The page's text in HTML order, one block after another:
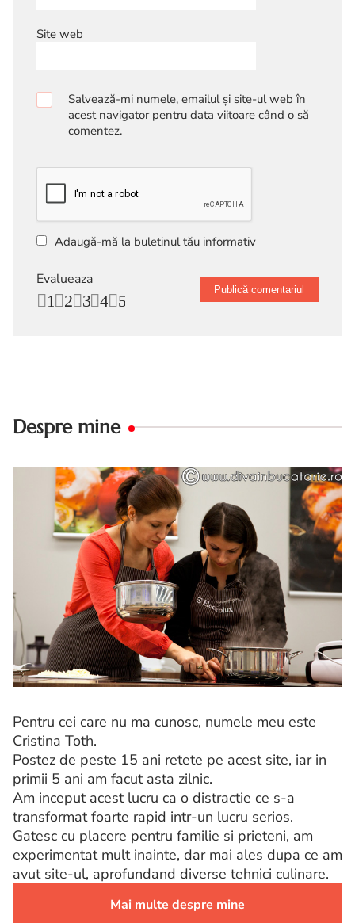
Site web
Salvează-mi numele, emailul și site-ul web în
acest navigator pentru data viitoare când o să
comentez.
Adaugă-mă la buletinul tău informativ
Evalueaza
5
4
3
2
1
Despre mine
Pentru cei care nu ma cunosc, numele meu este
Cristina Toth.
Postez de peste 15 ani retete pe acest site, iar in
primii 5 ani am facut asta zilnic.
Am inceput acest lucru ca o distractie ce s-a
transformat foarte rapid intr-un lucru serios.
Gatesc cu placere pentru familie si prieteni, am
experimentat mult inainte, dar mai ales dupa ce am
avut site-ul, aprofundand diverse tehnici culinare.
Mai multe despre mine